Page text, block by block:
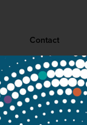
Contact
Public information
Press room
Terms and privacy
Imprint